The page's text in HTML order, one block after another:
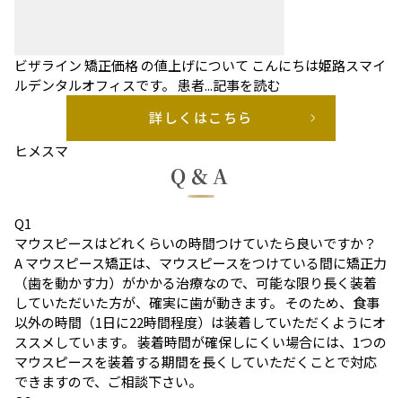
ビザライン 矯正価格 の値上げについて こんにちは姫路スマイ
ルデンタルオフィスです。 患者...記事を読む
詳しくはこちら
ヒメスマ
Q＆A
Q1
マウスピースはどれくらいの時間つけていたら良いですか？
Aマウスピース矯正は、マウスピースをつけている間に矯正力
（歯を動かす力）がかかる治療なので、可能な限り長く装着
していただいた方が、確実に歯が動きます。 そのため、食事
以外の時間（1日に22時間程度）は装着していただくようにオ
ススメしています。 装着時間が確保しにくい場合には、1つの
マウスピースを装着する期間を長くしていただくことで対応
できますので、ご相談下さい。